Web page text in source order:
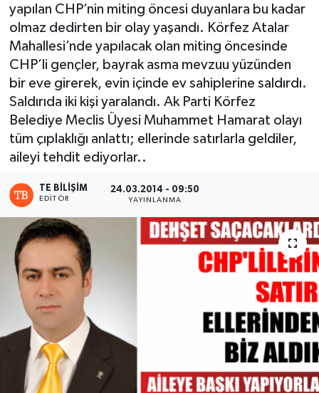
yapılan CHP’nin miting öncesi duyanlara bu kadar
olmaz dedirten bir olay yaşandı. Körfez Atalar
Mahallesi’nde yapılacak olan miting öncesinde
CHP’li gençler, bayrak asma mevzuu yüzünden
bir eve girerek, evin içinde ev sahiplerine saldırdı.
Saldırıda iki kişi yaralandı. Ak Parti Körfez
Belediye Meclis Üyesi Muhammet Hamarat olayı
tüm çıplaklığı anlattı; ellerinde satırlarla geldiler,
aileyi tehdit ediyorlar..
TE BILIŞIM
EDITÖR
24.03.2014 - 09:50
YAYINLANMA